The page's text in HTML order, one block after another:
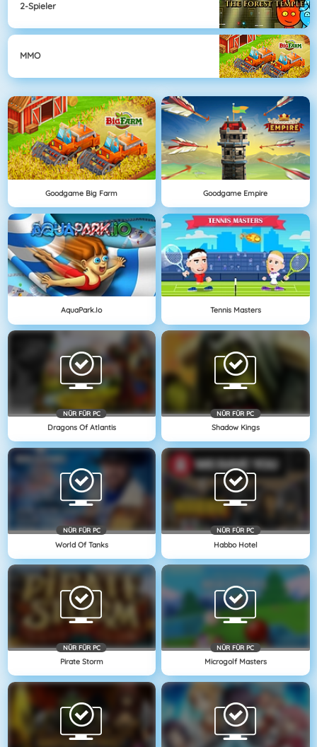
2-Spieler
MMO
Goodgame Big Farm Goodgame Empire
AquaPark.io Tennis Masters
NÜR FÜR PC
Dragons Of Atlantis
NÜR FÜR PC
Shadow Kings
NÜR FÜR PC
World Of Tanks
NÜR FÜR PC
Habbo Hotel
NÜR FÜR PC
Pirate Storm
NÜR FÜR PC
Microgolf Masters